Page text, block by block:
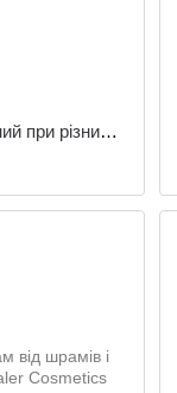
при різних